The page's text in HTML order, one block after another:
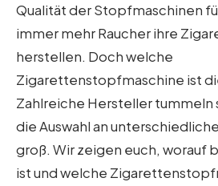
Qualität der Stopfmaschinen
immer mehr Raucher ihre
herstellen. Doch welche
Zigarettenstopfmaschine ist
Zahlreiche Hersteller tummeln
die Auswahl an
groß. Wir zeigen euch, worauf
ist und welche